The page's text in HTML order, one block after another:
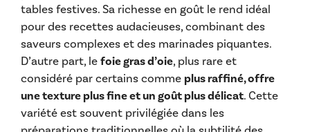
tables festives. Sa richesse en goût le rend idéal
pour des recettes audacieuses, combinant des
saveurs complexes et des marinades piquantes.
D’autre part, le foie gras d’oie, plus rare et
considéré par certains comme plus raffiné, offre
une texture plus fine et un goût plus délicat. Cette
variété est souvent privilégiée dans les